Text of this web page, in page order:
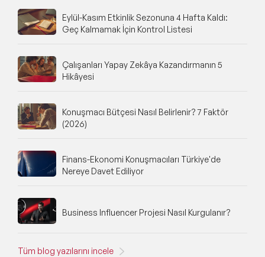
Eylül-Kasım Etkinlik Sezonuna 4 Hafta Kaldı:
Geç Kalmamak İçin Kontrol Listesi
Çalışanları Yapay Zekâya Kazandırmanın 5
Hikâyesi
Konuşmacı Bütçesi Nasıl Belirlenir? 7 Faktör
(2026)
Finans-Ekonomi Konuşmacıları Türkiye'de
Nereye Davet Ediliyor
Business Influencer Projesi Nasıl Kurgulanır?
Tüm blog yazılarını incele